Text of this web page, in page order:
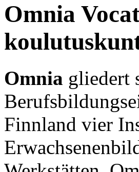
Omnia
Omnia gliedert
Finnland vier